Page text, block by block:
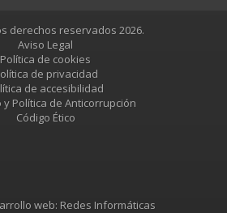
derechos reservados 2026.
Aviso Legal
Política de cookies
de privacidad
de accesibilidad
y Política de Anticorrupción
Código Ético
web: Redes Informáticas